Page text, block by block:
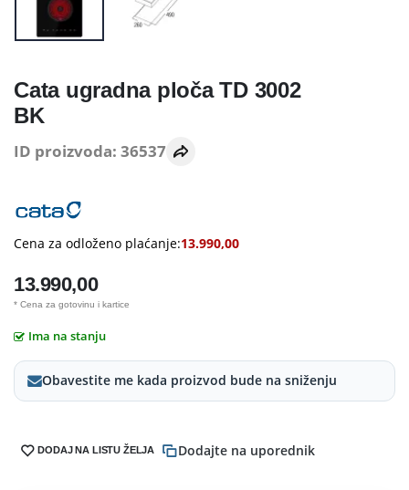
Cata ugradna ploča TD 3002
BK
ID proizvoda: 36537
Cena za odloženo plaćanje:13.990,00
13.990,00
* Cena za gotovinu i kartice
Ima na stanju
Obavestite me kada proizvod bude na sniženju
DODAJ NA LISTU ŽELJA Dodajte na uporednik